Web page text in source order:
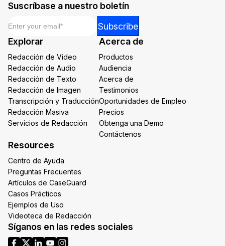
Suscríbase a nuestro boletín
Email
Subscribe
Explorar
Redacción de Video
Redacción de Audio
Redacción de Texto
Redacción de Imagen
Transcripción y Traducción
Redacción Masiva
Servicios de Redacción
Acerca de
Productos
Audiencia
Acerca de
Testimonios
Oportunidades de Empleo
Precios
Obtenga una Demo
Contáctenos
Resources
Centro de Ayuda
Preguntas Frecuentes
Artículos de CaseGuard
Casos Prácticos
Ejemplos de Uso
Videoteca de Redacción
Síganos en las redes sociales